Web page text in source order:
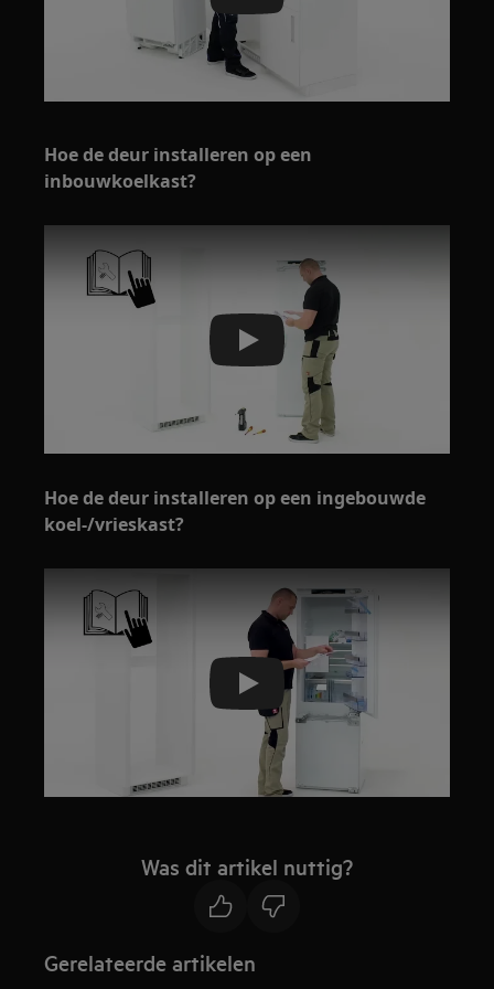
Hoe de deur installeren op een
inbouwkoelkast?
Play
Hoe de deur installeren op een ingebouwde
koel-/vrieskast?
Play
Was dit artikel nuttig?
Gerelateerde artikelen